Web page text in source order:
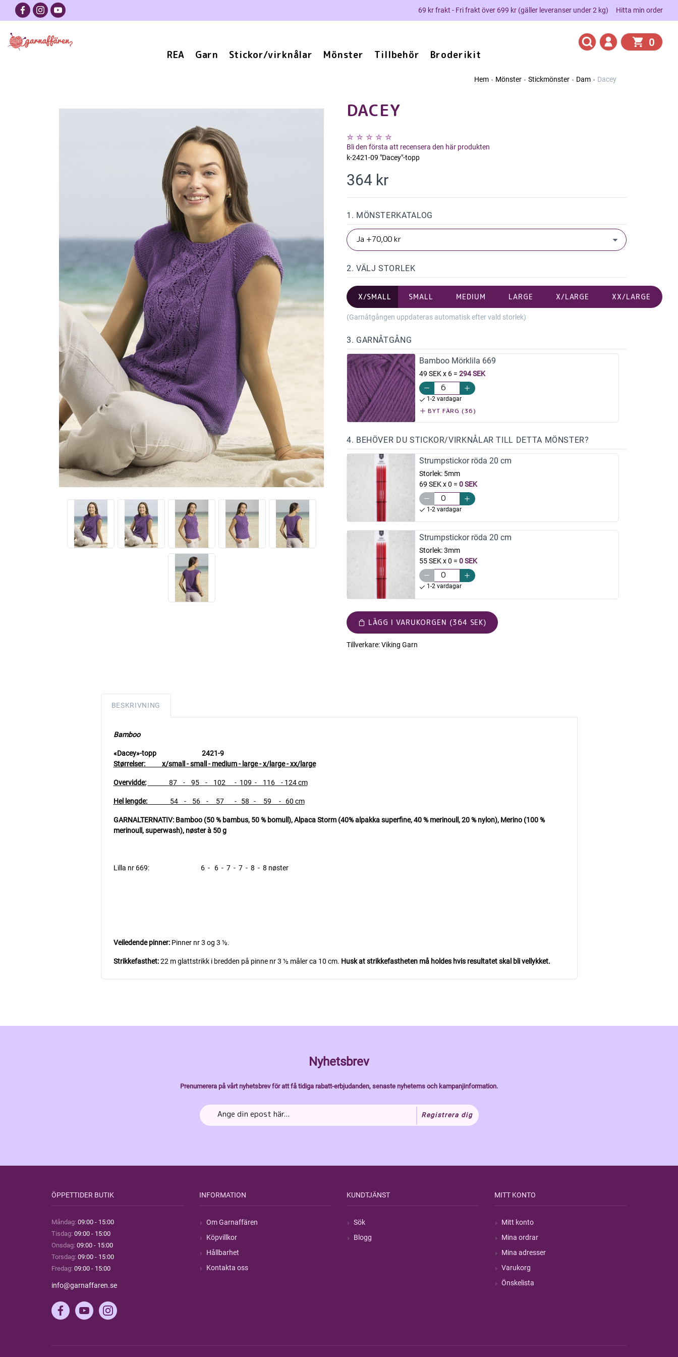
69 kr frakt - Fri frakt över 699 kr (gäller leveranser under 2 kg) Hitta min order
REA Garn Stickor/virknålar Mönster Tillbehör Broderikit
0
Hem Mönster Stickmönster Dam Dacey
DACEY
Bli den första att recensera den här produkten
k-2421-09 "Dacey"-topp
364 kr
1. MÖNSTERKATALOG
2. VÄLJ STORLEK
X/SMALL SMALL MEDIUM LARGE X/LARGE XX/LARGE
(Garnåtgången uppdateras automatisk efter vald storlek)
3. GARNÅTGÅNG
Bamboo Mörklila 669
49 SEK x 6= 294 SEK
1-2 vardagar
BYT FÄRG (36)
4. BEHÖVER DU STICKOR/VIRKNÅLAR TILL DETTA MÖNSTER?
Strumpstickor röda 20 cm
Storlek: 5mm
69 SEK x 0 = 0 SEK
1-2 vardagar
Strumpstickor röda 20 cm
Storlek:3mm
55 SEK x 0 = 0 SEK
1-2 vardagar
LÄGG I VARUKORGEN (364 SEK)
Tillverkare:Viking Garn
BESKRIVNING
Bamboo
«Dacey»-topp 2421-9
Størrelser: x/small - small - medium - large - x/large - xx/large
Overvidde: 87 - 95 - 102 - 109 - 116 - 124 cm
Hel lengde: 54 - 56 - 57 - 58 - 59 - 60 cm
GARNALTERNATIV: Bamboo (50 % bambus, 50 % bomull), Alpaca Storm (40% alpakka superfine, 40 % merinoull, 20 % nylon), Merino (100 %
merinoull, superwash), nøster à 50 g
Lilla nr 669: 6 - 6 - 7 - 7 - 8 - 8 nøster
Veiledende pinner:Pinner nr 3 og 3 ½.
Strikkefasthet:22 m glattstrikk i bredden på pinne nr 3 ½ måler ca 10 cm. Husk at strikkefastheten må holdes hvis resultatet skal bli vellykket.
Nyhetsbrev
Prenumerera på vårt nyhetsbrev för att få tidiga rabatt-erbjudanden, senaste nyheterns och kampanjinformation.
Registrera dig
ÖPPETTIDER BUTIK
Måndag: 09:00 - 15:00
Tisdag: 09:00 - 15:00
Onsdag: 09:00 - 15:00
Torsdag: 09:00 - 15:00
Fredag: 09:00 - 15:00
info@garnaffaren.se
INFORMATION
Om Garnaffären
Köpvillkor
Hållbarhet
Kontakta oss
KUNDTJÄNST
Sök
Blogg
MITT KONTO
Mitt konto
Mina ordrar
Mina adresser
Varukorg
Önskelista